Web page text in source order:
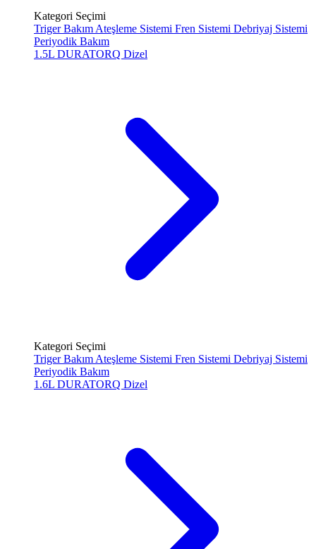
Kategori Seçimi
Triger Bakım Ateşleme Sistemi Fren Sistemi Debriyaj Sistemi
Periyodik Bakım
1.5L DURATORQ Dizel
Kategori Seçimi
Triger Bakım Ateşleme Sistemi Fren Sistemi Debriyaj Sistemi
Periyodik Bakım
1.6L DURATORQ Dizel